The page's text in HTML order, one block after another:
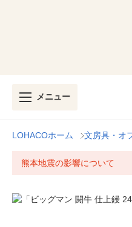
メニュー
LOHACOホーム 文房具・オ
熊本地震の影響について